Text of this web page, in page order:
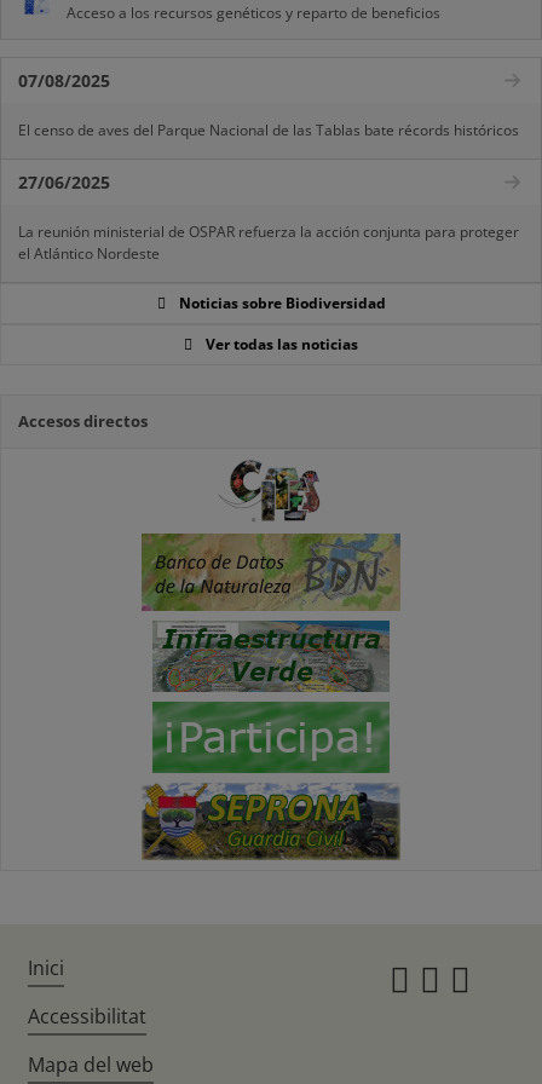
Acceso a los recursos genéticos y reparto de beneficios
07/08/2025
El censo de aves del Parque Nacional de las Tablas bate récords históricos
27/06/2025
La reunión ministerial de OSPAR refuerza la acción conjunta para proteger
el Atlántico Nordeste
Noticias sobre Biodiversidad
Ver todas las noticias
Accesos directos
Inici
Accessibilitat
Mapa del web